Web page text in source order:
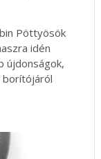
Pöttyösök
idén
újdonságok,
borítójáról